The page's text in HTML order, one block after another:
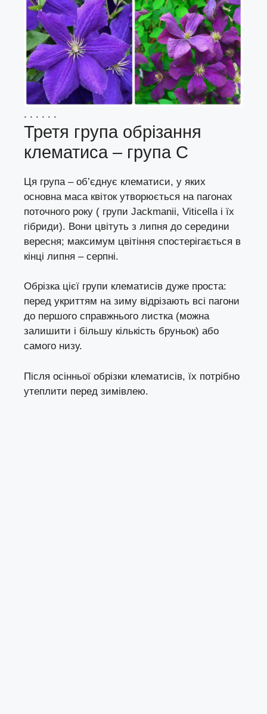
. . . . . .
Третя група обрізання
клематиса – група С
Ця група – об’єднує клематиси, у яких
основна маса квіток утворюється на пагонах
поточного року ( групи Jackmanii, Viticella і їх
гібриди). Вони цвітуть з липня до середини
вересня; максимум цвітіння спостерігається в
кінці липня – серпні.
Обрізка цієї групи клематисів дуже проста:
перед укриттям на зиму відрізають всі пагони
до першого справжнього листка (можна
залишити і більшу кількість бруньок) або
самого низу.
Після осінньої обрізки клематисів, їх потрібно
утеплити перед зимівлею.